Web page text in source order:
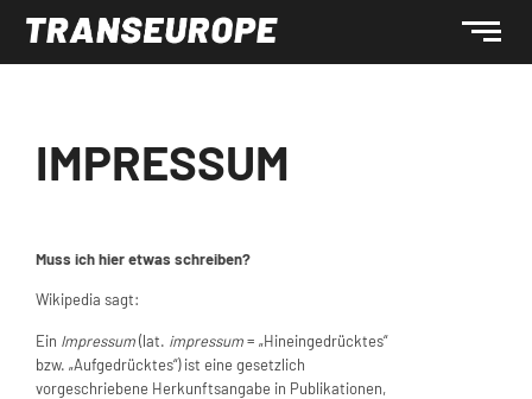
IMPRESSUM
Muss ich hier etwas schreiben?
Wikipedia sagt:
Ein Impressum(lat. impressum= „Hineingedrücktes“
bzw. „Aufgedrücktes“) ist eine gesetzlich
vorgeschriebene Herkunftsangabe in Publikationen,